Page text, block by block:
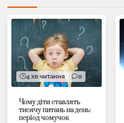
4 хв читання 0
Чому діти ставлять
тисячу питань на день:
період чомучок